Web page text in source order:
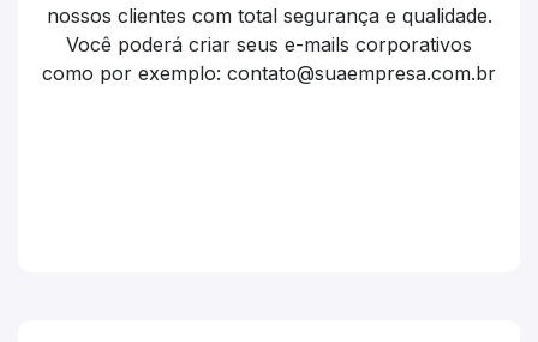
nossos clientes com total segurança e qualidade.
Você poderá criar seus e-mails corporativos
como por exemplo: contato@suaempresa.com.br